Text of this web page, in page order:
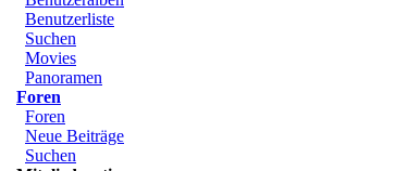
Benutzerliste
Suchen
Movies
Panoramen
Foren
Foren
Neue Beiträge
Suchen